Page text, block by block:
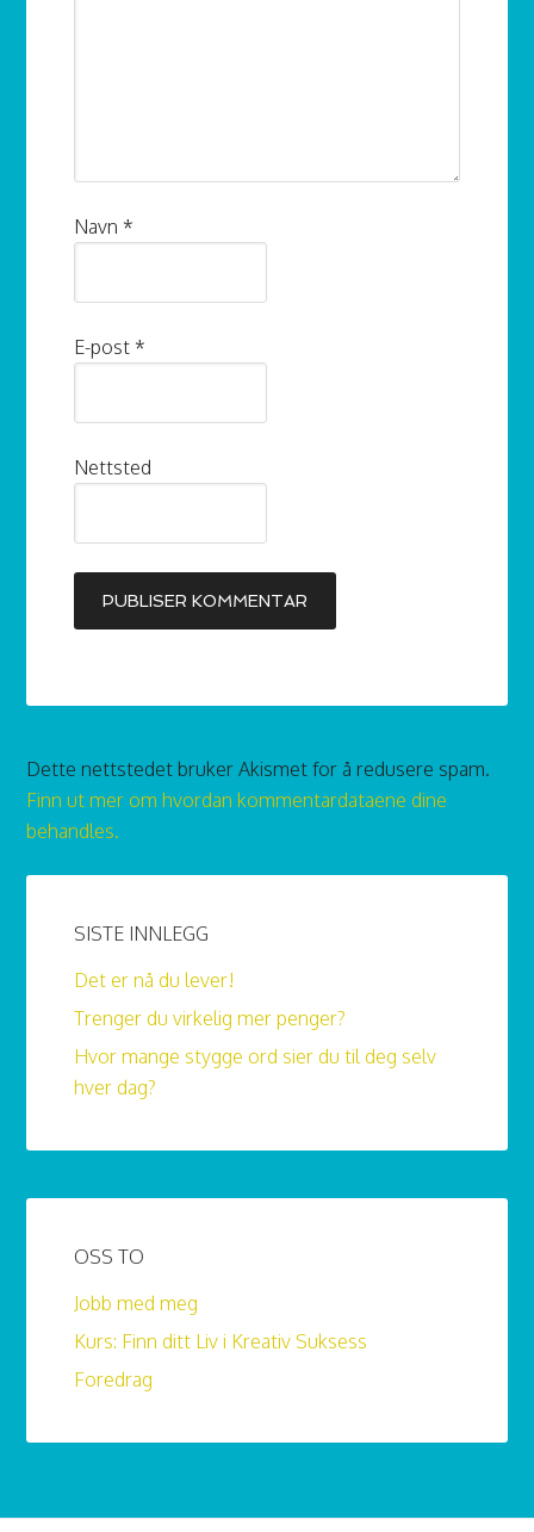
Navn *
E-post *
Nettsted
Dette nettstedet bruker Akismet for å redusere spam.
Finn ut mer om hvordan kommentardataene dine
behandles.
SISTE INNLEGG
Det er nå du lever!
Trenger du virkelig mer penger?
Hvor mange stygge ord sier du til deg selv
hver dag?
OSS TO
Jobb med meg
Kurs: Finn ditt Liv i Kreativ Suksess
Foredrag